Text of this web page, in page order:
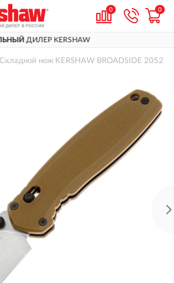
0 0
Складной нож KERSHAW BROADSIDE 2052